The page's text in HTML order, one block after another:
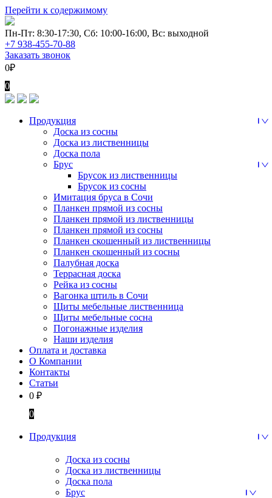
Перейти к содержимому
Пн-Пт: 8:30-17:30, Сб: 10:00-16:00, Вс: выходной
+7 938-455-70-88
Заказать звонок
0₽
0
Продукция
Доска из сосны
Доска из лиственницы
Доска пола
Брус
Брусок из лиственницы
Брусок из сосны
Имитация бруса в Сочи
Планкен прямой из сосны
Планкен прямой из лиственницы
Планкен прямой из сосны
Планкен скошенный из лиственницы
Планкен скошенный из сосны
Палубная доска
Террасная доска
Рейка из сосны
Вагонка штиль в Сочи
Щиты мебельные лиственница
Щиты мебельные сосна
Погонажные изделия
Наши изделия
Оплата и доставка
О Компании
Контакты
Статьи
0 ₽
0
Продукция
Доска из сосны
Доска из лиственницы
Доска пола
Брус